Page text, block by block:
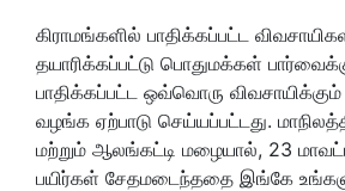
கிராமங்களில் பாதிக்கப்பட்ட
தயாரிக்கப்பட்டு பொதுமக்கள்
பாதிக்கப்பட்ட ஒவ்வொரு
வழங்க ஏற்பாடு செய்யப்பட்டது.
மற்றும் ஆலங்கட்டி மழையால், 23
பயிர்கள் சேதமடைந்ததை இங்கே